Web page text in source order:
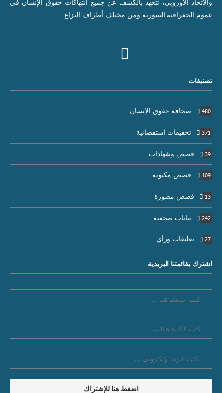
والاتحاد الأوروبي، تتعهد بالكشف عن جميع انتهاكات حقوق الإنسان في
عموم الجغرافية السورية ومن مختلف أطراف النزاع.
تصنيفات
صحافة حقوق الإنسان 480
تحقيقات استقصائية 371
قصص وشهادات 39
قصص مكتوبة 109
قصص مصورة 13
بيانات صحفية 242
تعليقات ورأي 27
اشترك بقائمتنا البريدية